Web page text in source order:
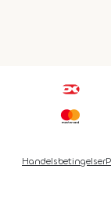
Handelsbetingelser